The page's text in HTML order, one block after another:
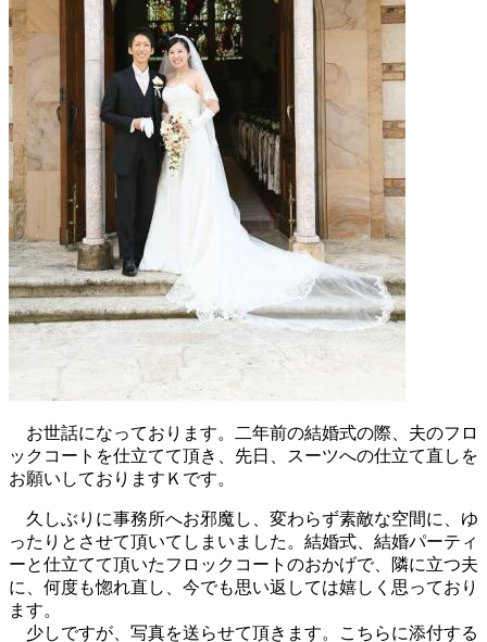
お世話になっております。二年前の結婚式の際、夫のフロ
ックコートを仕立てて頂き、先日、スーツへの仕立て直しを
お願いしておりますＫです。
久しぶりに事務所へお邪魔し、変わらず素敵な空間に、ゆ
ったりとさせて頂いてしまいました。結婚式、結婚パーティ
ーと仕立てて頂いたフロックコートのおかげで、隣に立つ夫
に、何度も惚れ直し、今でも思い返しては嬉しく思っており
ます。
少しですが、写真を送らせて頂きます。こちらに添付する